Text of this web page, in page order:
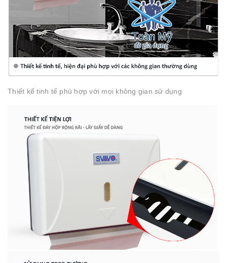
Thiết kế tinh tế phù hợp với mọi không gian sử dụng